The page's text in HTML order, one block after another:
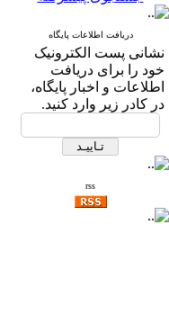
دریافت اطلاعات پایگاه
نشانی پست الکترونیک
خود را برای دریافت
اطلاعات و اخبار پایگاه،
در کادر زیر وارد کنید.
rss